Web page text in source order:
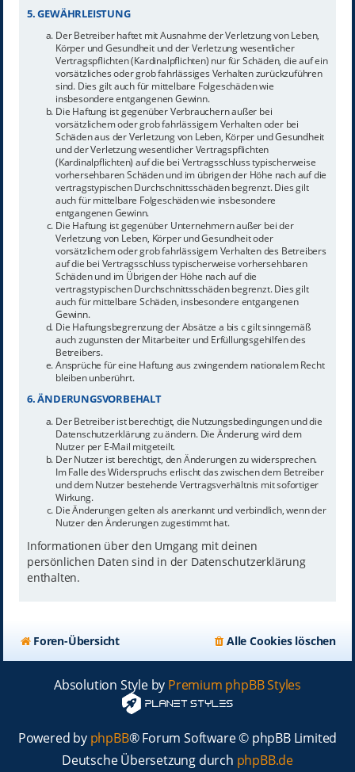
5. GEWÄHRLEISTUNG
Der Betreiber haftet mit Ausnahme der Verletzung von Leben,
Körper und Gesundheit und der Verletzung wesentlicher
Vertragspflichten (Kardinalpflichten) nur für Schäden, die auf ein
vorsätzliches oder grob fahrlässiges Verhalten zurückzuführen
sind. Dies gilt auch für mittelbare Folgeschäden wie
insbesondere entgangenen Gewinn.
Die Haftung ist gegenüber Verbrauchern außer bei
vorsätzlichem oder grob fahrlässigem Verhalten oder bei
Schäden aus der Verletzung von Leben, Körper und Gesundheit
und der Verletzung wesentlicher Vertragspflichten
(Kardinalpflichten) auf die bei Vertragsschluss typischerweise
vorhersehbaren Schäden und im übrigen der Höhe nach auf die
vertragstypischen Durchschnittsschäden begrenzt. Dies gilt
auch für mittelbare Folgeschäden wie insbesondere
entgangenen Gewinn.
Die Haftung ist gegenüber Unternehmern außer bei der
Verletzung von Leben, Körper und Gesundheit oder
vorsätzlichem oder grob fahrlässigem Verhalten des Betreibers
auf die bei Vertragsschluss typischerweise vorhersehbaren
Schäden und im Übrigen der Höhe nach auf die
vertragstypischen Durchschnittsschäden begrenzt. Dies gilt
auch für mittelbare Schäden, insbesondere entgangenen
Gewinn.
Die Haftungsbegrenzung der Absätze a bis c gilt sinngemäß
auch zugunsten der Mitarbeiter und Erfüllungsgehilfen des
Betreibers.
Ansprüche für eine Haftung aus zwingendem nationalem Recht
bleiben unberührt.
6. ÄNDERUNGSVORBEHALT
Der Betreiber ist berechtigt, die Nutzungsbedingungen und die
Datenschutzerklärung zu ändern. Die Änderung wird dem
Nutzer per E-Mail mitgeteilt.
Der Nutzer ist berechtigt, den Änderungen zu widersprechen.
Im Falle des Widerspruchs erlischt das zwischen dem Betreiber
und dem Nutzer bestehende Vertragsverhältnis mit sofortiger
Wirkung.
Die Änderungen gelten als anerkannt und verbindlich, wenn der
Nutzer den Änderungen zugestimmt hat.
Informationen über den Umgang mit deinen
persönlichen Daten sind in der Datenschutzerklärung
enthalten.
Foren-Übersicht Alle Cookies löschen
Absolution Style by Premium phpBB Styles
Powered by phpBB® Forum Software © phpBB Limited
Deutsche Übersetzung durch phpBB.de